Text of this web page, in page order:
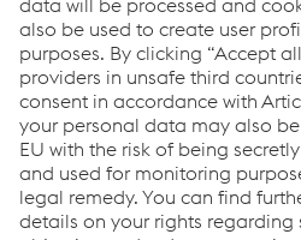
Optimización del ciclo de vida
Nuestras referencias
Links